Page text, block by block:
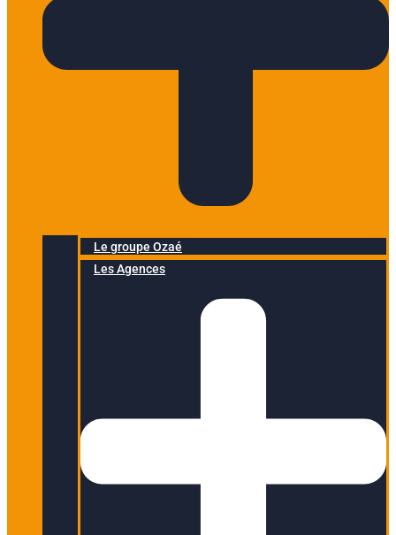
Le groupe Ozaé
Les Agences